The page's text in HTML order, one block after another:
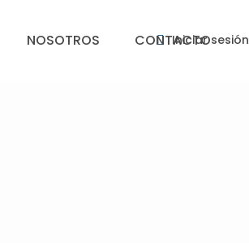
Iniciar sesión
NOSOTROS CONTACTO